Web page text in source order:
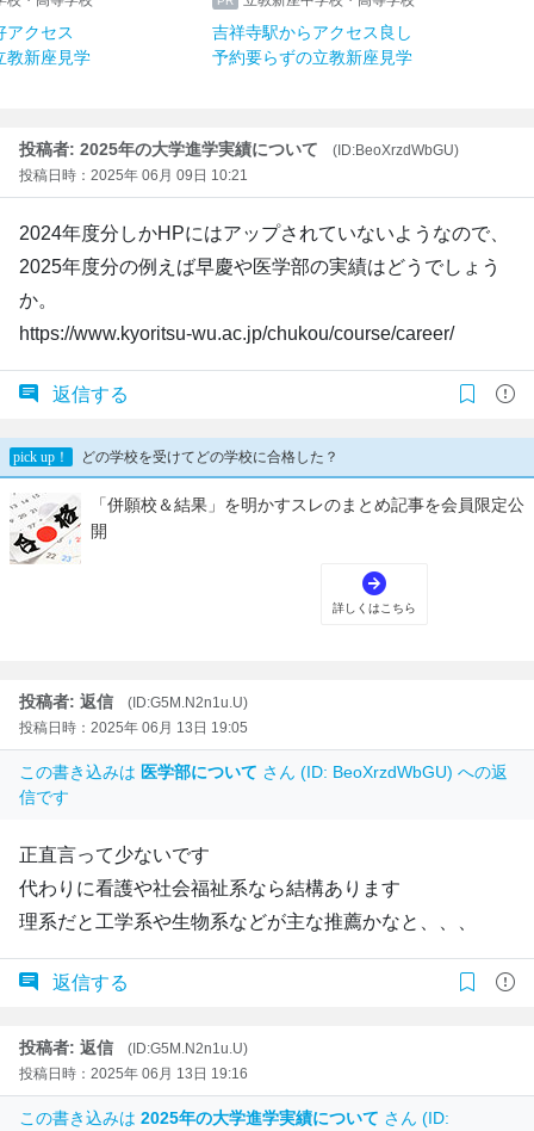
アクセス
教新座見学
吉祥寺駅からアクセス良し
予約要らずの立教新座見学
投稿者: 2025年の大学進学実績について
(ID:BeoXrzdWbGU)
投稿日時：2025年 06月 09日 10:21
2024年度分しかHPにはアップされていないようなので、
2025年度分の例えば早慶や医学部の実績はどうでしょう
か。
https://www.kyoritsu-wu.ac.jp/chukou/course/career/
返信する
投稿者: 返信
(ID:G5M.N2n1u.U)
投稿日時：2025年 06月 13日 19:05
この書き込みは 医学部について さん (ID: BeoXrzdWbGU) への返
信です
正直言って少ないです
代わりに看護や社会福祉系なら結構あります
理系だと工学系や生物系などが主な推薦かなと、、、
返信する
投稿者: 返信
(ID:G5M.N2n1u.U)
投稿日時：2025年 06月 13日 19:16
この書き込みは 2025年の大学進学実績について さん (ID: